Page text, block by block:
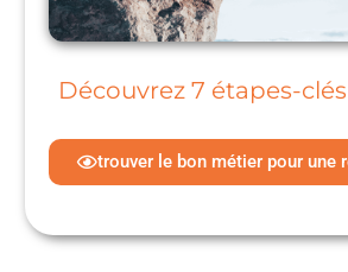
Découvrez 7 étapes-
trouver le bon métier pour une